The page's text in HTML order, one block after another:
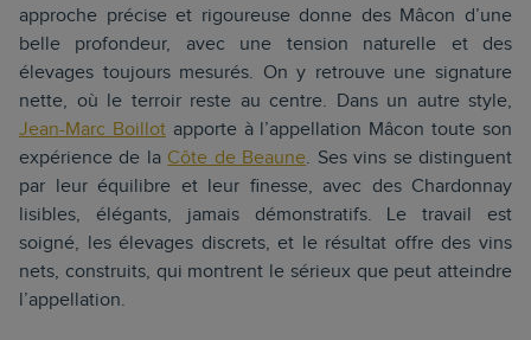
approche précise et rigoureuse donne des Mâcon d’une
belle profondeur, avec une tension naturelle et des
élevages toujours mesurés. On y retrouve une signature
nette, où le terroir reste au centre. Dans un autre style,
Jean-Marc Boillotapporte à l’appellation Mâcon toute son
expérience de la Côte de Beaune. Ses vins se distinguent
par leur équilibre et leur finesse, avec des Chardonnay
lisibles, élégants, jamais démonstratifs. Le travail est
soigné, les élevages discrets, et le résultat offre des vins
nets, construits, qui montrent le sérieux que peut atteindre
l’appellation.